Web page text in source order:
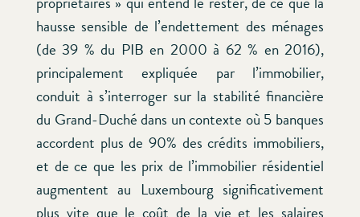
hausse sensible de l’endettement des ménages
(de 39 % du PIB en 2000 à 62 % en 2016),
principalement expliquée par l’immobilier,
conduit à s’interroger sur la stabilité financière
du Grand-Duché dans un contexte où 5 banques
accordent plus de 90% des crédits immobiliers,
et de ce que les prix de l’immobilier résidentiel
augmentent au Luxembourg significativement